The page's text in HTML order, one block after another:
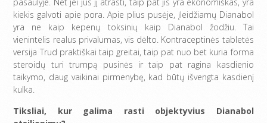
kiekis galvoti apie pora. Apie plius pusėje, įleidžiamų Dianabol
yra ne kaip kepenų toksinių kaip Dianabol žodžiu. Tai
vienintelis realus privalumas, vis dėlto. Kontraceptinės tabletės
versija Trud praktiškai taip greitai, taip pat nuo bet kuria forma
steroidų turi trumpą pusinės ir taip pat ragina kasdienio
taikymo, daug vaikinai pirmenybę, kad būtų išvengta kasdienį
kulka.
Tiksliai, kur galima rasti objektyvius Dianabol